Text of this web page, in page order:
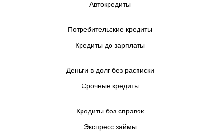
Автокредиты
Потребительские кредиты
Кредиты до зарплаты
Деньги в долг без расписки
Срочные кредиты
Кредиты без справок
Экспресс займы